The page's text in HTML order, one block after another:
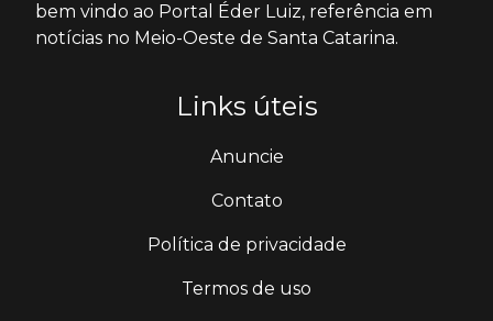
bem vindo ao Portal Éder Luiz, referência em
notícias no Meio-Oeste de Santa Catarina.
Links úteis
Anuncie
Contato
Política de privacidade
Termos de uso